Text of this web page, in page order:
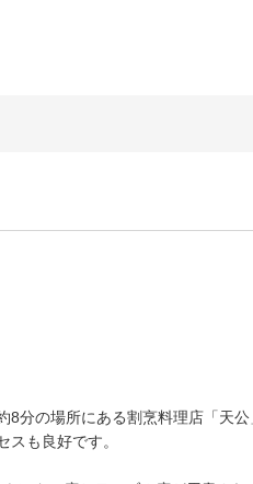
8分の場所にある割烹料理店「天
も良好です。